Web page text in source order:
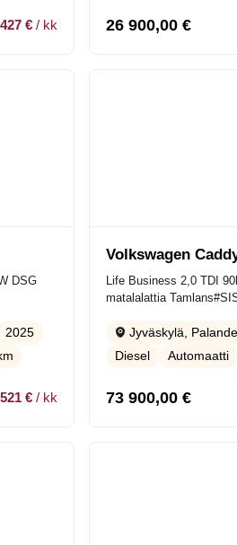
427 €/ kk 26 900,00 €
DSG
2025
521 €/ kk
Volkswagen
Life Business 2,0 TDI
matalalattia
Jyväskylä,
Diesel
Automaatti
73 900,00 €